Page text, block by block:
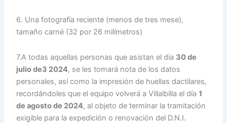
6. Una fotografía reciente (menos de tres mese),
tamaño carné (32 por 26 milímetros)
7.A todas aquellas personas que asistan el día 30 de
julio de3 2024, se les tomará nota de los datos
personales, así como la impresión de huellas dactilares,
recordándoles que el equipo volverá a Villalbilla el día1
de agostode 2024, al objeto de terminar la tramitación
exigible para la expedición o renovación del D.N.I.